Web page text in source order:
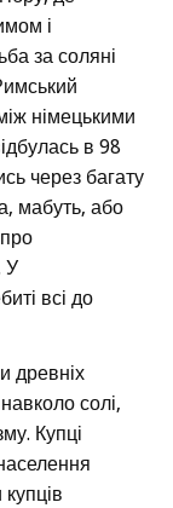
і
за соляні
німецькими
в 98
через багату
мабуть, або
У
всі до
древніх
солі,
Купці